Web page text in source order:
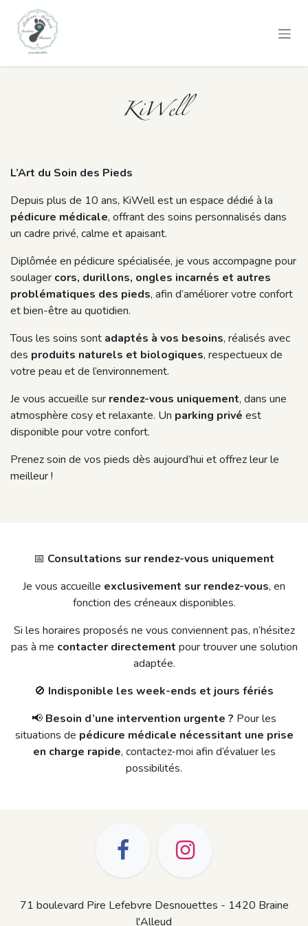
Se rendre au contenu
KiWell
L’Art du Soin des Pieds
Depuis plus de 10 ans, KiWell est un espace dédié à la
pédicure médicale, offrant des soins personnalisés dans
un cadre privé, calme et apaisant.
Diplômée en pédicure spécialisée, je vous accompagne pour
soulager cors, durillons, ongles incarnés et autres
problématiques des pieds, afin d’améliorer votre confort
et bien-être au quotidien.
Tous les soins sont adaptés à vos besoins, réalisés avec
des produits naturels et biologiques, respectueux de
votre peau et de l’environnement.
Je vous accueille sur rendez-vous uniquement, dans une
atmosphère cosy et relaxante. Un parking privé est
disponible pour votre confort.
Prenez soin de vos pieds dès aujourd’hui et offrez leur le
meilleur !
📅 Consultations sur rendez-vous uniquement
Je vous accueille exclusivement sur rendez-vous, en
fonction des créneaux disponibles.
Si les horaires proposés ne vous conviennent pas, n’hésitez
pas à me contacter directement pour trouver une solution
adaptée.
🚫 Indisponible les week-ends et jours fériés
📢 Besoin d’une intervention urgente ? Pour les
situations de pédicure médicale nécessitant une prise
en charge rapide, contactez-moi afin d’évaluer les
possibilités.
71 boulevard Pire Lefebvre Desnouettes - 1420 Braine
l'Alleud